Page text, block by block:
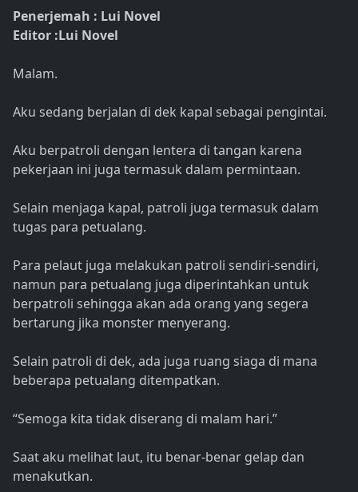
Penerjemah : Lui Novel
Editor :Lui Novel
Malam.
Aku sedang berjalan di dek kapal sebagai pengintai.
Aku berpatroli dengan lentera di tangan karena
pekerjaan ini juga termasuk dalam permintaan.
Selain menjaga kapal, patroli juga termasuk dalam
tugas para petualang.
Para pelaut juga melakukan patroli sendiri-sendiri,
namun para petualang juga diperintahkan untuk
berpatroli sehingga akan ada orang yang segera
bertarung jika monster menyerang.
Selain patroli di dek, ada juga ruang siaga di mana
beberapa petualang ditempatkan.
“Semoga kita tidak diserang di malam hari.”
Saat aku melihat laut, itu benar-benar gelap dan
menakutkan.